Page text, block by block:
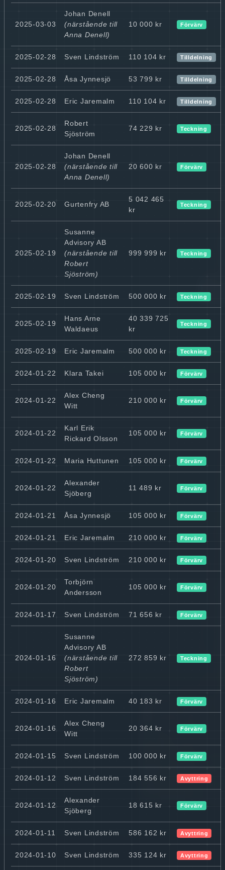
2025-03-03
Johan Denell
(närstående till
Anna Denell)
10 000 kr Förvärv
2025-02-28 Sven Lindström 110 104 kr Tilldelning
2025-02-28 Åsa Jynnesjö 53 799 kr Tilldelning
2025-02-28 Eric Jaremalm 110 104 kr Tilldelning
2025-02-28
Robert
Sjöström
74 229 kr Teckning
2025-02-28
Johan Denell
(närstående till
Anna Denell)
20 600 kr Förvärv
2025-02-20 Gurtenfry AB
5 042 465
kr
Teckning
2025-02-19
Susanne
Advisory AB
(närstående till
Robert
Sjöström)
999 999 kr Teckning
2025-02-19 Sven Lindström 500 000 kr Teckning
2025-02-19
Hans Arne
Waldaeus
40 339 725
kr
Teckning
2025-02-19 Eric Jaremalm 500 000 kr Teckning
2024-01-22 Klara Takei 105 000 kr Förvärv
2024-01-22
Alex Cheng
Witt
210 000 kr Förvärv
2024-01-22
Karl Erik
Rickard Olsson
105 000 kr Förvärv
2024-01-22 Maria Huttunen 105 000 kr Förvärv
2024-01-22
Alexander
Sjöberg
11 489 kr Förvärv
2024-01-21 Åsa Jynnesjö 105 000 kr Förvärv
2024-01-21 Eric Jaremalm 210 000 kr Förvärv
2024-01-20 Sven Lindström 210 000 kr Förvärv
2024-01-20
Torbjörn
Andersson
105 000 kr Förvärv
2024-01-17 Sven Lindström 71 656 kr Förvärv
2024-01-16
Susanne
Advisory AB
(närstående till
Robert
Sjöström)
272 859 kr Teckning
2024-01-16 Eric Jaremalm 40 183 kr Förvärv
2024-01-16
Alex Cheng
Witt
20 364 kr Förvärv
2024-01-15 Sven Lindström 100 000 kr Förvärv
2024-01-12 Sven Lindström 184 556 kr Avyttring
2024-01-12
Alexander
Sjöberg
18 615 kr Förvärv
2024-01-11 Sven Lindström 586 162 kr Avyttring
2024-01-10 Sven Lindström 335 124 kr Avyttring